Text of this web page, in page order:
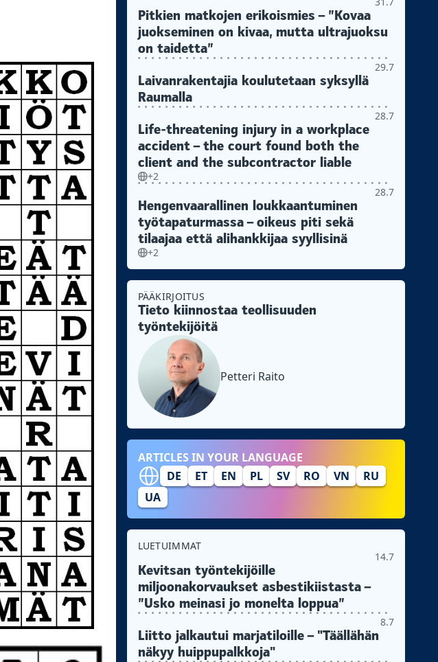
Pitkien matkojen erikoismies – ”Kovaa
juokseminen on kivaa, mutta ultrajuoksu
on taidetta”
29.7
Laivanrakentajia koulutetaan syksyllä
Raumalla
28.7
Life-threatening injury in a workplace
accident – the court found both the
client and the subcontractor liable
+2
28.7
Hengenvaarallinen loukkaantuminen
työtapaturmassa – oikeus piti sekä
tilaajaa että alihankkijaa syyllisinä
+2
PÄÄKIRJOITUS
Tieto kiinnostaa teollisuuden
työntekijöitä
Petteri Raito
ARTICLES IN YOUR LANGUAGE
DE
ET EN PL SV RO VN
RU
UA
LUETUIMMAT
14.7
Kevitsan työntekijöille
miljoonakorvaukset asbestikiistasta –
”Usko meinasi jo monelta loppua”
8.7
Liitto jalkautui marjatiloille – "Täällähän
näkyy huippupalkkoja"